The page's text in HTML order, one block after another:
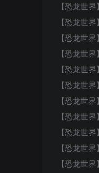
【恐龙世
【恐龙世
【恐龙世
【恐龙世
【恐龙世
【恐龙世
【恐龙世
【恐龙世
【恐龙世
【恐龙世
【恐龙世